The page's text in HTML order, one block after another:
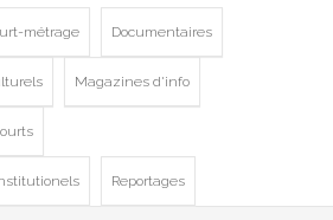
métrage Documentaires
Magazines d'info
Reportages